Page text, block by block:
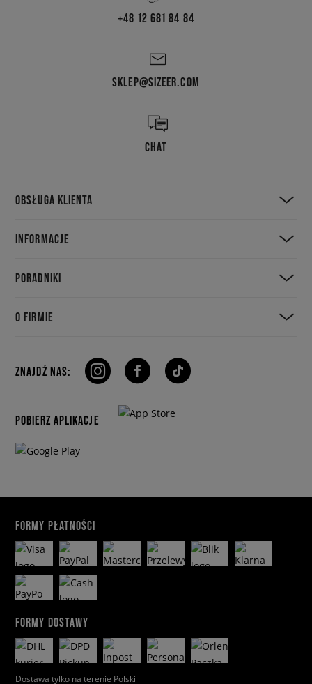
+48 12 681 84 84
SKLEP@SIZEER.COM
CHAT
OBSŁUGA KLIENTA
INFORMACJE
PORADNIKI
O FIRMIE
ZNAJDŹ NAS:
POBIERZ APLIKACJE
FORMY PŁATNOŚCI
FORMY DOSTAWY
Dostawa tylko na terenie Polski